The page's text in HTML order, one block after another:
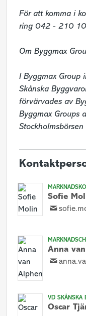
För att komma i
ring 042 - 210
Om Byggmax
I Byggmax Group
Skånska
förvärvades av
Byggmax Groups
Sofie
Anna
VD SKÅNSKA
Oscar